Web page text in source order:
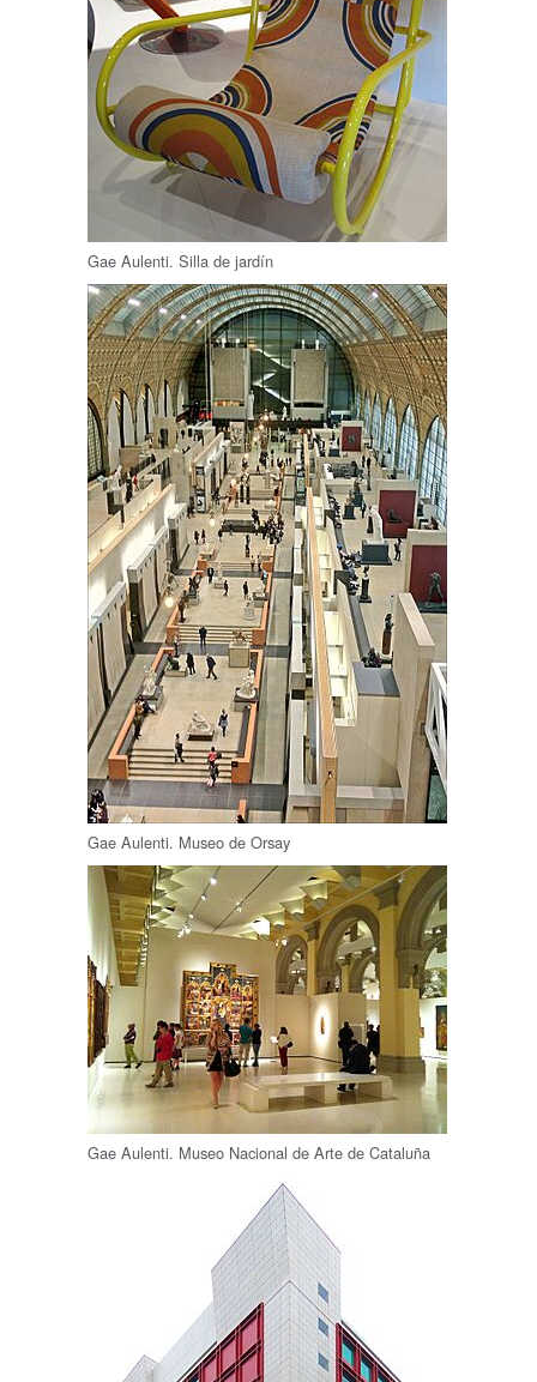
Gae Aulenti. Silla de jardín
Gae Aulenti. Museo de Orsay
Gae Aulenti. Museo Nacional de Arte de Cataluña